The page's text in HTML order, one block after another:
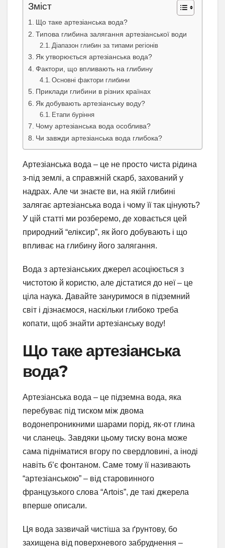
Зміст
Що таке артезіанська вода?
Типова глибина залягання артезіанської води
Діапазон глибин за типами регіонів
Як утворюється артезіанська вода?
Фактори, що впливають на глибину
Основні фактори глибини
Приклади глибини в різних країнах
Як добувають артезіанську воду?
Етапи буріння
Чому артезіанська вода особлива?
Чи завжди артезіанська вода глибока?
Артезіанська вода – це не просто чиста рідина
з-під землі, а справжній скарб, захований у
надрах. Але чи знаєте ви, на якій глибині
залягає артезіанська вода і чому її так цінують?
У цій статті ми розберемо, де ховається цей
природний “еліксир”, як його добувають і що
впливає на глибину його залягання.
Вода з артезіанських джерел асоціюється з
чистотою й користю, але дістатися до неї – це
ціла наука. Давайте зануримося в підземний
світ і дізнаємося, наскільки глибоко треба
копати, щоб знайти артезіанську воду!
Що таке артезіанська
вода?
Артезіанська вода – це підземна вода, яка
перебуває під тиском між двома
водонепроникними шарами порід, як-от глина
чи сланець. Завдяки цьому тиску вона може
сама підніматися вгору по свердловині, а іноді
навіть б’є фонтаном. Саме тому її називають
“артезіанською” – від старовинного
французького слова “Artois”, де такі джерела
вперше описали.
Ця вода зазвичай чистіша за ґрунтову, бо
захищена від поверхневого забруднення –